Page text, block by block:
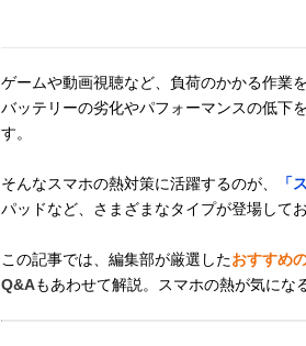
ゲームや動画視聴など、負荷のかかる作業
バッテリーの劣化やパフォーマンスの低下
す。
そんなスマホの熱対策に活躍するのが、 「
パッドなど、さまざまなタイプが登場して
この記事では、編集部が厳選したおすすめ
Q&Aもあわせて解説。スマホの熱が気にな